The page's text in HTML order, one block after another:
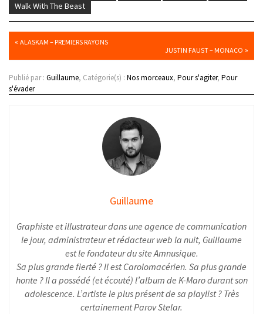
Walk With The Beast
« ALASKAM – PREMIERS RAYONS
JUSTIN FAUST – MONACO »
Publié par : Guillaume, Catégorie(s) : Nos morceaux, Pour s'agiter, Pour
s'évader
Guillaume
Graphiste et illustrateur dans une agence de communication
le jour, administrateur et rédacteur web la nuit, Guillaume
est le fondateur du site Amnusique.
Sa plus grande fierté ? Il est Carolomacérien. Sa plus grande
honte ? Il a possédé (et écouté) l’album de K-Maro durant son
adolescence. L’artiste le plus présent de sa playlist ? Très
certainement Parov Stelar.